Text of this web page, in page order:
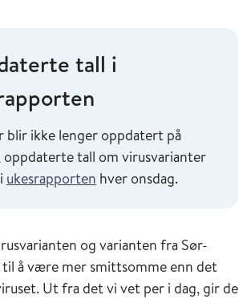
tall i
blir ikke lenger oppdatert på
oppdaterte tall om virusvarianter
ukesrapporten hver onsdag.
og varianten fra Sør-
å være mer smittsomme enn det
Ut fra det vi vet per i dag, gir de